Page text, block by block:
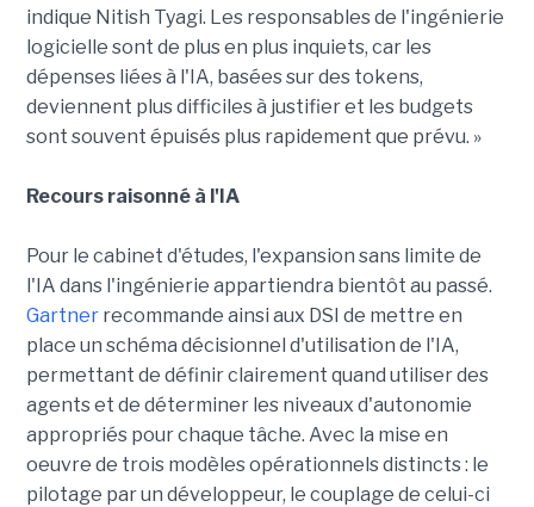
indique Nitish Tyagi. Les responsables de l'ingénierie
logicielle sont de plus en plus inquiets, car les
dépenses liées à l'IA, basées sur des tokens,
deviennent plus difficiles à justifier et les budgets
sont souvent épuisés plus rapidement que prévu. »
Recours raisonné à l'IA
Pour le cabinet d'études, l'expansion sans limite de
l'IA dans l'ingénierie appartiendra bientôt au passé.
Gartnerrecommande ainsi aux DSI de mettre en
place un schéma décisionnel d'utilisation de l'IA,
permettant de définir clairement quand utiliser des
agents et de déterminer les niveaux d'autonomie
appropriés pour chaque tâche. Avec la mise en
oeuvre de trois modèles opérationnels distincts : le
pilotage par un développeur, le couplage de celui-ci